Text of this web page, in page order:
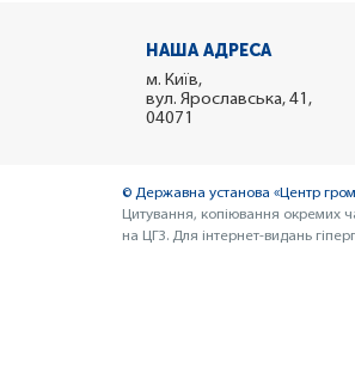
НАША АДРЕСА
м. Київ,
вул. Ярославська, 41,
04071
© Державна установа «Центр
Цитування, копіювання окремих
на ЦГЗ. Для інтернет-видань